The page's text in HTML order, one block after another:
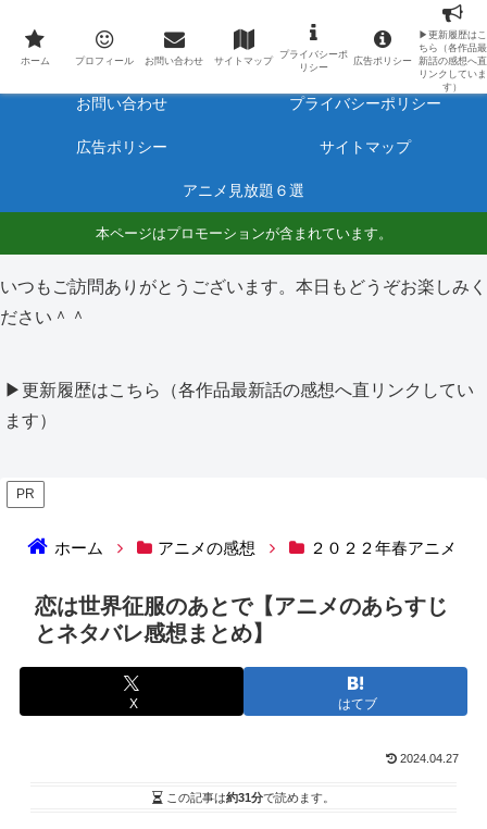
最新アニメのあらすじと感想をネタバレ有りで毎日更新しています。
ホーム プロフィール
お問い合わせ プライバシーポリシー
広告ポリシー サイトマップ
アニメ見放題６選
本ページはプロモーションが含まれています。
いつもご訪問ありがとうございます。本日もどうぞお楽しみく
ださい＾＾
▶更新履歴はこちら（各作品最新話の感想へ直リンクしてい
ます）
PR
ホーム アニメの感想 ２０２２年春アニメ
恋は世界征服のあとで【アニメのあらすじ
とネタバレ感想まとめ】
X はてブ
2024.04.27
この記事は約31分で読めます。
ホーム プロフィール お問い合わせ サイトマップ
プライバシーポ
リシー
広告ポリシー
▶更新履歴はこ
ちら（各作品最
新話の感想へ直
リンクしていま
す）